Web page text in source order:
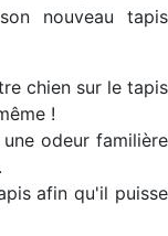
nouveau tapis
chien sur le tapis
!
odeur familière
afin qu'il puisse